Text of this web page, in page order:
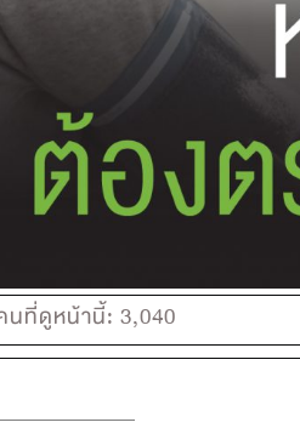
นที่ดูหน้านี้: 3,040